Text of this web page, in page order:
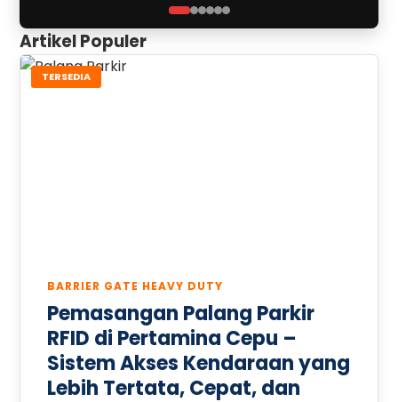
Artikel Populer
TERSEDIA
BARRIER GATE HEAVY DUTY
Pemasangan Palang Parkir
RFID di Pertamina Cepu –
Sistem Akses Kendaraan yang
Lebih Tertata, Cepat, dan